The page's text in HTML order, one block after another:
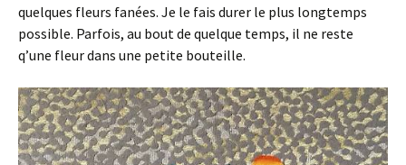
quelques fleurs fanées. Je le fais durer le plus longtemps
possible. Parfois, au bout de quelque temps, il ne reste
q’une fleur dans une petite bouteille.